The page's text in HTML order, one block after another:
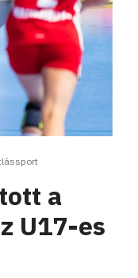
a
U17-es